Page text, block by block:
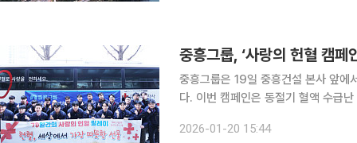
중흥그룹, ‘사랑의 헌혈 캠페
중흥그룹은 19일 중흥건설 본사 앞에
다. 이번 캠페인은 동절기 혈액 수급
회 이상 정기적으로 실시하고 긴급
2026-01-20 15:44